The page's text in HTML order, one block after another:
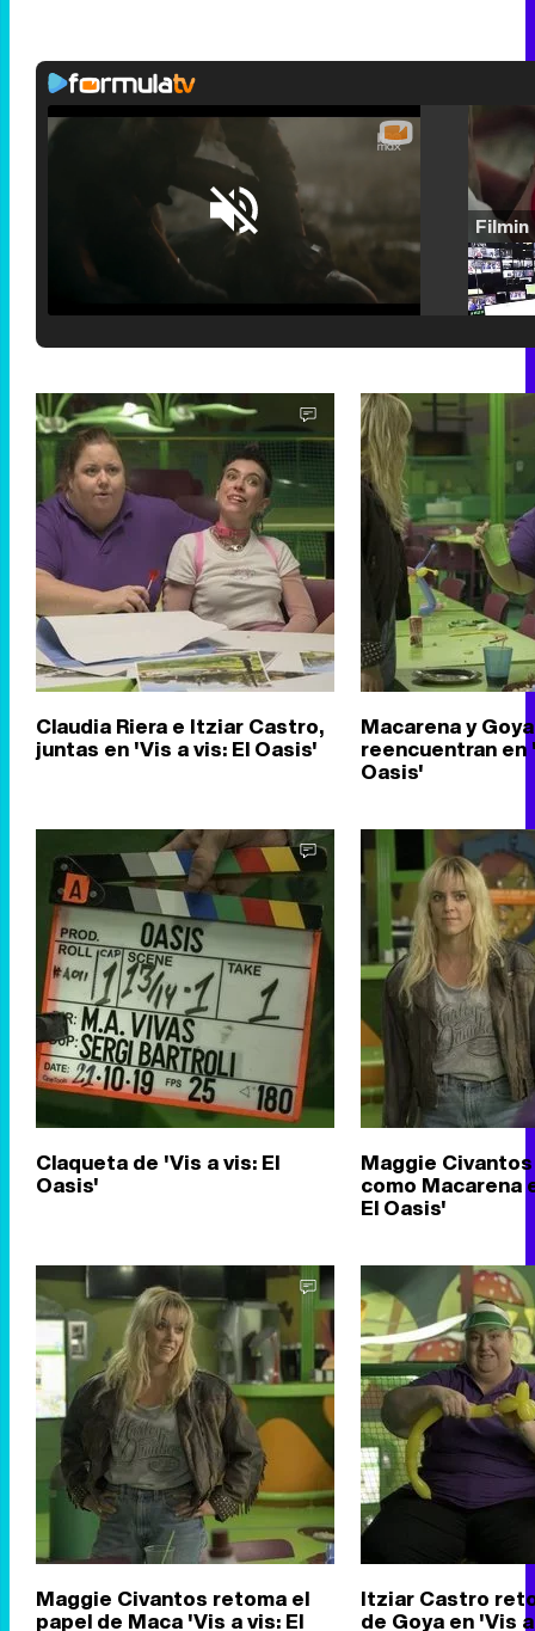
Claudia Riera e Itziar Castro,
juntas en 'Vis a vis: El Oasis'
Macarena y
reencuentran en
Oasis'
Claqueta de 'Vis a vis: El
Oasis'
Maggie
como Macarena
El Oasis'
Maggie Civantos retoma el
papel de Maca 'Vis a vis: El
Itziar Castro
de Goya en 'Vis